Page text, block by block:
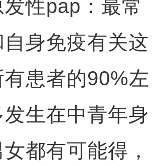
pap：最常
自身免疫有关这
患者的90%左
生在中青年身
女都有可能得，